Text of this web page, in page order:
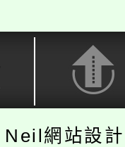
Neil網站設